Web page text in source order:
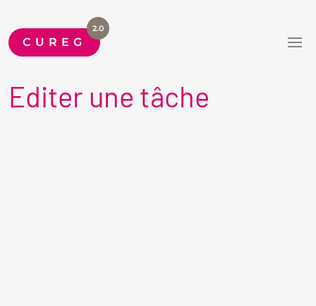
CUREG
2.0
Editer une tâche